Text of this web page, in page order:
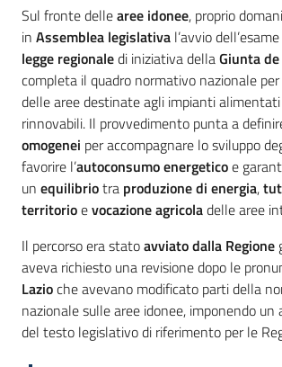
Sul fronte dellearee idonee, proprio
in Assemblea legislativa l’avvio
legge regionaledi iniziativa dellaGiunta
completa il quadro normativo nazionale per
delle aree destinate agli impianti
rinnovabili. Il provvedimento punta a
omogenei per accompagnare lo sviluppo
favorire l’autoconsumo energeticoe
un equilibriotra produzione di energia,
territorioevocazione agricoladelle aree
Il percorso era statoavviato dalla Regione
aveva richiesto una revisione dopo le
Lazioche avevano modificato parti della
nazionale sulle aree idonee, imponendo
del testo legislativo di riferimento per le